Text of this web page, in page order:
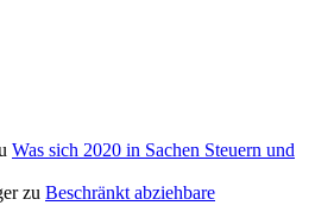
Was sich 2020 in Sachen Steuern und
zu Beschränkt abziehbare